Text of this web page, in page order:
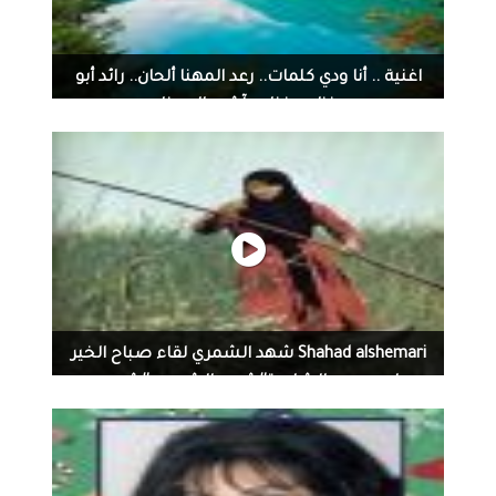
اغنية .. أنا ودي كلمات.. رعد المهنا ألحان.. رائد أبو
‏Shahad alshemari شهد الشمري‏ لقاء صباح الخير
‏Shahad alshemari شهد الشمري‏ لقاء صباح الخير يا عرب مع
الشاعرة#شهد_الشمري #شعر #الشاعره_شهد_الشمري
#شهد #ناي #فهد_وشهد